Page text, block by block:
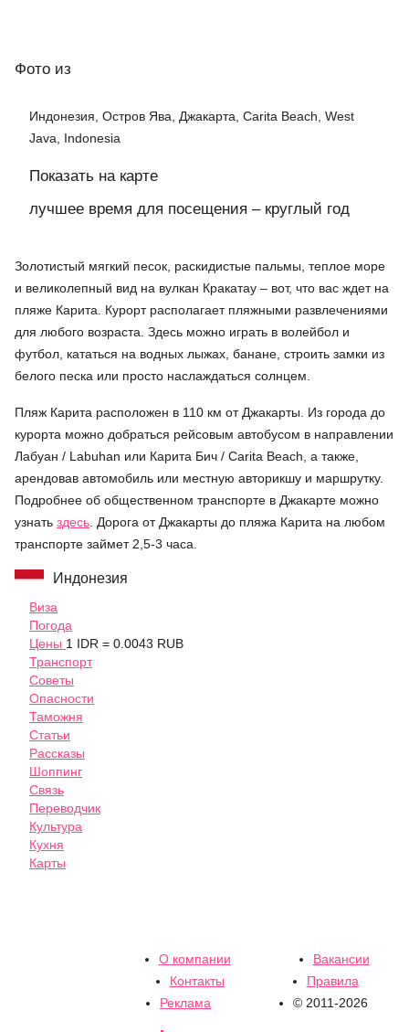
Фото из
Индонезия, Остров Ява, Джакарта, Сarita Beach, West
Java, Indonesia
Показать на карте
лучшее время для посещения – круглый год
Золотистый мягкий песок, раскидистые пальмы, теплое море
и великолепный вид на вулкан Кракатау – вот, что вас ждет на
пляже Карита. Курорт располагает пляжными развлечениями
для любого возраста. Здесь можно играть в волейбол и
футбол, кататься на водных лыжах, банане, строить замки из
белого песка или просто наслаждаться солнцем.
Пляж Карита расположен в 110 км от Джакарты. Из города до
курорта можно добраться рейсовым автобусом в направлении
Лабуан / Labuhan или Карита Бич / Carita Beach, а также,
арендовав автомобиль или местную авторикшу и маршрутку.
Подробнее об общественном транспорте в Джакарте можно
узнать здесь . Дорога от Джакарты до пляжа Карита на любом
транспорте займет 2,5-3 часа.
Индонезия
Виза
Погода
Цены 1 IDR = 0.0043 RUB
Транспорт
Советы
Опасности
Таможня
Статьи
Рассказы
Шоппинг
Связь
Переводчик
Культура
Кухня
Карты
О компании
Вакансии
Контакты
Правила
Реклама
© 2011-2026